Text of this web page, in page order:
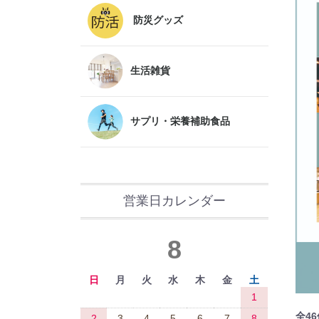
防災グッズ
生活雑貨
サプリ・栄養補助食品
営業日カレンダー
8
日 月 火 水 木 金
土
1
全46